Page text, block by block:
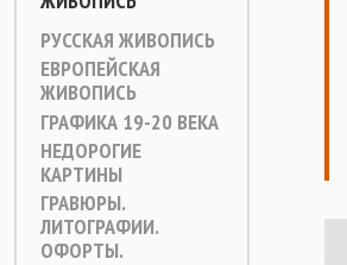
РУССКАЯ ЖИВОПИСЬ
ЕВРОПЕЙСКАЯ
ЖИВОПИСЬ
ГРАФИКА 19-20 ВЕКА
НЕДОРОГИЕ
КАРТИНЫ
ГРАВЮРЫ.
ЛИТОГРАФИИ.
ОФОРТЫ.